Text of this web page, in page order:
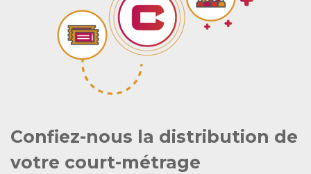
Confiez-nous la distribution de
votre court-métrage